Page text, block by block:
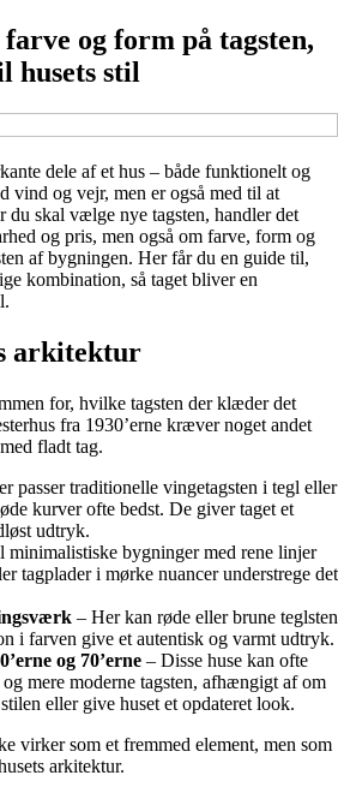
og form på tagsten,
husets stil
dele af et hus – både funktionelt og
vind og vejr, men er også med til at
du skal vælge nye tagsten, handler det
og pris, men også om farve, form og
af bygningen. Her får du en guide til,
kombination, så taget bliver en
arkitektur
for, hvilke tagsten der klæder det
fra 1930’erne kræver noget andet
fladt tag.
passer traditionelle vingetagsten i tegl eller
kurver ofte bedst. De giver taget et
udtryk.
minimalistiske bygninger med rene linjer
tagplader i mørke nuancer understrege det
– Her kan røde eller brune teglsten
i farven give et autentisk og varmt udtryk.
og 70’erne – Disse huse kan ofte
mere moderne tagsten, afhængigt af om
eller give huset et opdateret look.
virker som et fremmed element, men som
arkitektur.